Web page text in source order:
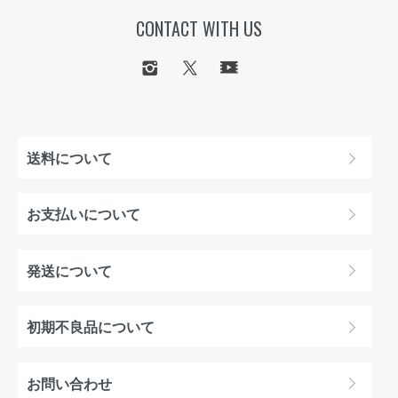
CONTACT WITH US
送料について
お支払いについて
発送について
初期不良品について
お問い合わせ